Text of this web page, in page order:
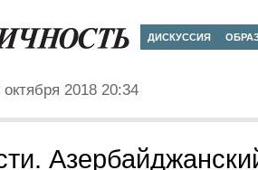
ДИСКУССИЯ
октября 2018 20:34